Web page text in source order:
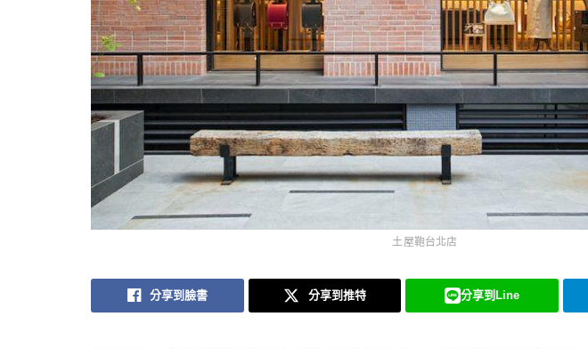
土屋鞄台北店
分享到臉書 分享到推特 分享到Line